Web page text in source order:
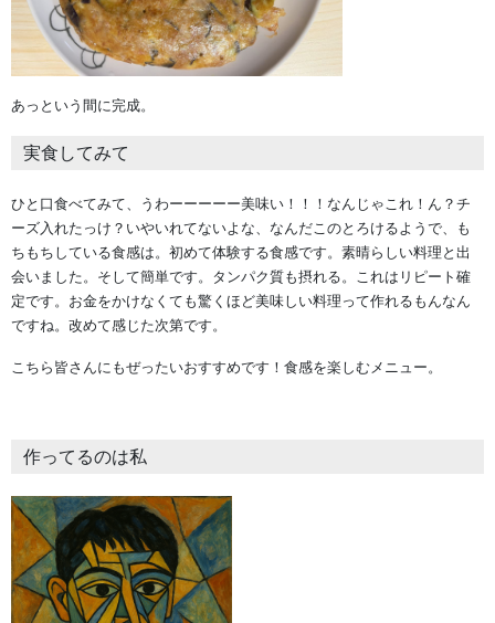
あっという間に完成。
実食してみて
ひと口食べてみて、うわーーーーー美味い！！！なんじゃこれ！ん？チ
ーズ入れたっけ？いやいれてないよな、なんだこのとろけるようで、も
ちもちしている食感は。初めて体験する食感です。素晴らしい料理と出
会いました。そして簡単です。タンパク質も摂れる。これはリピート確
定です。お金をかけなくても驚くほど美味しい料理って作れるもんなん
ですね。改めて感じた次第です。
こちら皆さんにもぜったいおすすめです！食感を楽しむメニュー。
作ってるのは私